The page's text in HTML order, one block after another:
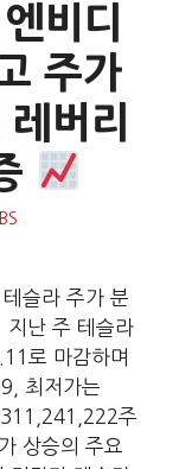
비디
주가
레버리
슬라 주가 분
난 주 테슬라
로 마감하며
최저가는
주
상승의 주요